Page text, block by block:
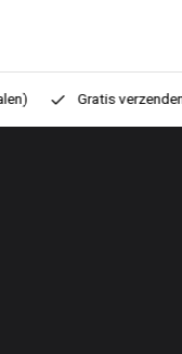
Gratis verzenden